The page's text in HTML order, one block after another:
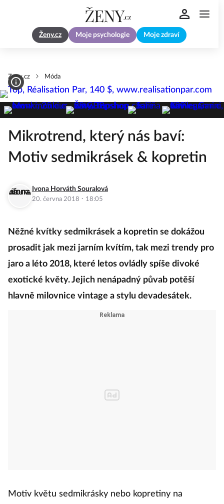
Ženy.cz Moje psychologie Moje zdraví
Zeny.cz Móda
Mikrotrend, který nás baví:
Motiv sedmikrásek & kopretin
Ivona Horváth Souralová
20. června 2018 · 18:05
Něžné kvítky sedmikrásek a kopretin se dokážou
prosadit jak mezi jarním kvítím, tak mezi trendy pro
jaro a léto 2018, které letos ovládly spíše divoké
exotické květy. Jejich nenápadný půvab potěší
hlavně milovnice vintage a stylu devadesátek.
Motiv květu sedmikrásky nebo kopretiny na